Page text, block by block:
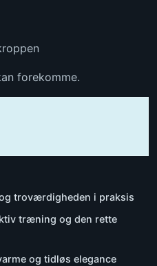
forekomme.
troværdigheden i praksis
træning og den rette
og tidløs elegance